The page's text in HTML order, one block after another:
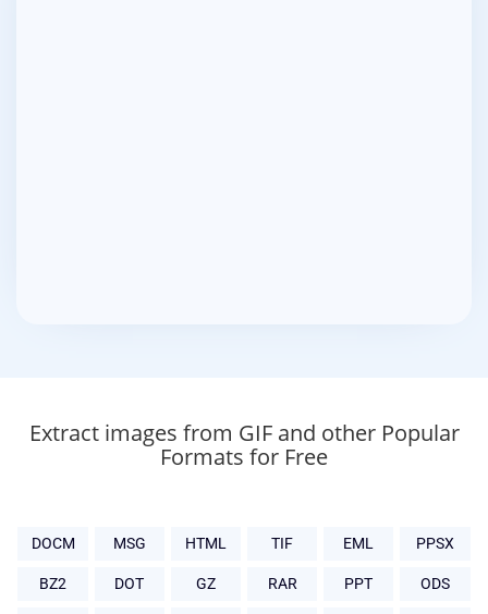
Extract images from GIF and other Popular
Formats for Free
DOCM MSG HTML TIF EML PPSX
BZ2 DOT GZ RAR PPT ODS